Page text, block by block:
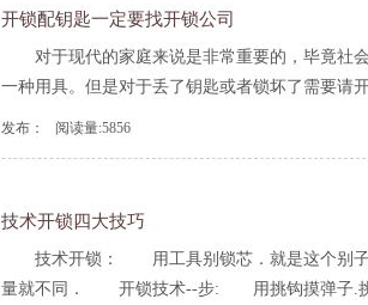
开锁配钥匙一定要找开锁公司
对于现代的家庭来说是非常重要的，毕竟社会
一种用具。但是对于丢了钥匙或者锁坏了需要请
发布： 阅读量:5856
技术开锁四大技巧
技术开锁： 用工具别锁芯．就是这个别子，
量就不同． 开锁技术--步: 用挑钩摸弹子.挑